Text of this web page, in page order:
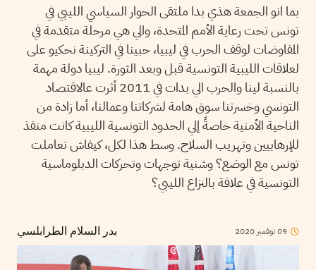
بما انو الجمعة هذي بدا ملتقى الحوار السياسي الليبي في
تونس تحت رعاية الأمم المتحدة، والي هي مرحلة متقدمة في
المفاوضات لوقف الحرب في ليبيا، حبينا في التركينة نحكيو على
لعلاقات الليبية التونسية قبل وبعد الثورة. ليبيا دولة مهمة
بالنسبة لينا والحرب الي بدات في 2011 أثرت عالاقتصاد
التونسي وخسرتنا سوق هامة لشركاتنا وعمالنا، أما زادة من
الناحية الأمنية خاصةً إلي الحدود التونسية الليبية كانت منفذ
للإرهابيين وتهريب السلاح. وسط هذا لكل، كيفاش تعاملت
تونس مع الوضع؟ وشنية توجهات وتحركات الدبلوماسية
التونسية في علاقة بالنزاع الليبي؟
بدر السلام الطرابلسي 09نوفمبر 2020